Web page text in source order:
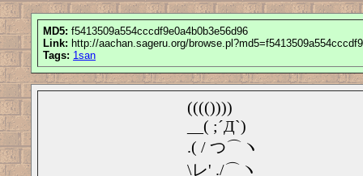
MD5: f5413509a554cccdf9e0a4b0b3e56d96
Link: http://aachan.sageru.org/
Tags: 1san
(((())))
__( ;´Д`)
.( / つ⌒ヽ
\レ' ./⌒ヽ